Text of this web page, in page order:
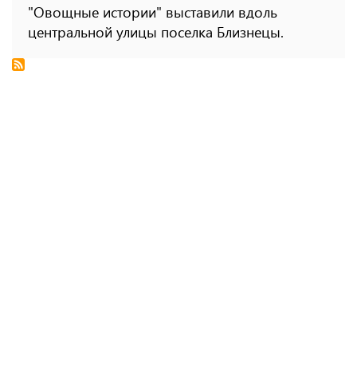
"Овощные истории" выставили вдоль
центральной улицы поселка Близнецы.